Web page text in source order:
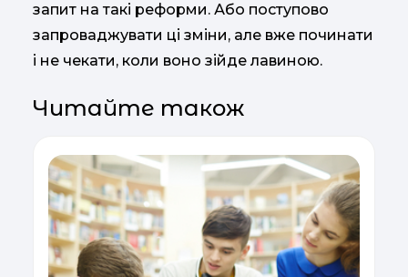
запит на такі реформи. Або поступово
запроваджувати ці зміни, але вже починати
і не чекати, коли воно зійде лавиною.
Читайте також